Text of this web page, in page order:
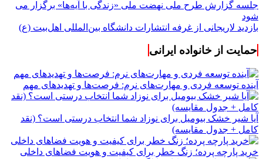
جلسه گزارش طرح ملی نهضت ملی «زندگی با آیه‌ها» برگزار می
شود
بازدید لاریجانی از غرفه انتشارات دانشگاه بین‌المللی اهل‌بیت (ع)
حمایت از خانواده ایرانی
آینده توسعه فردی و مهارت‌های نرم: فرصت‌ها و تهدیدهای مهم
آیا شیر خشک بیومیل برای نوزاد شما انتخاب درستی است؟ (نقد
کامل + جدول مقایسه)
خرید پارچه پرده؛ زنگ خطر برای کیفیت و هویت فضاهای داخلی